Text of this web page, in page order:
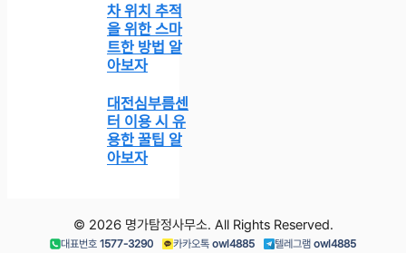
차 위치 추적
을 위한 스마
트한 방법 알
아보자
대전심부름센
터 이용 시 유
용한 꿀팁 알
아보자
© 2026 명가탐정사무소. All Rights Reserved.
대표번호 1577-3290 카카오톡 owl4885 텔레그램 owl4885